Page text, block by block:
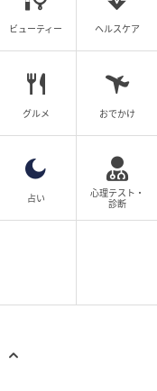
ビューティー ヘルスケア
グルメ おでかけ
占い
心理テスト・
診断